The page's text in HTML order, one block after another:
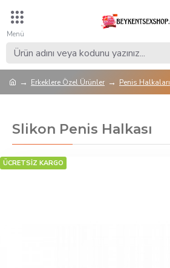
Erkeklere Özel Ürünler Penis Halkaları
Slikon Penis Halkası
ÜCRETSİZ KARGO